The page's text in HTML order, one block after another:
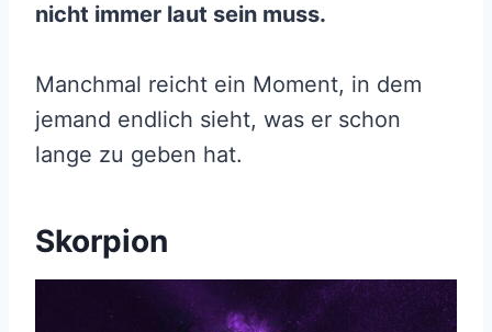
nicht immer laut sein muss.
Manchmal reicht ein Moment, in dem
jemand endlich sieht, was er schon
lange zu geben hat.
Skorpion